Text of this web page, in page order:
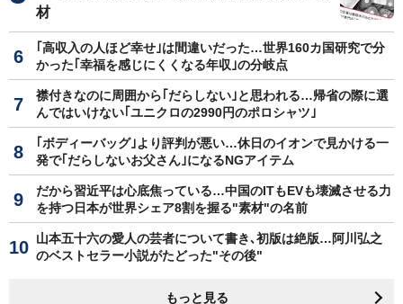
材
｢高収入の人ほど幸せ｣は間違いだった…世界160カ国研究で分
かった｢幸福を感じにくくなる年収｣の分岐点
襟付きなのに周囲から｢だらしない｣と思われる…帰省の際に選
んではいけない｢ユニクロの2990円のポロシャツ｣
｢ボディーバッグ｣より評判が悪い…休日のイオンで見かける一
発で｢だらしないお父さん｣になるNGアイテム
だから習近平は心底焦っている…中国のITもEVも壊滅させる力
を持つ日本が世界シェア8割を握る"素材"の名前
山本五十六の愛人の芸者について書き､初版は絶版…阿川弘之
のベストセラー小説がたどった"その後"
もっと見る